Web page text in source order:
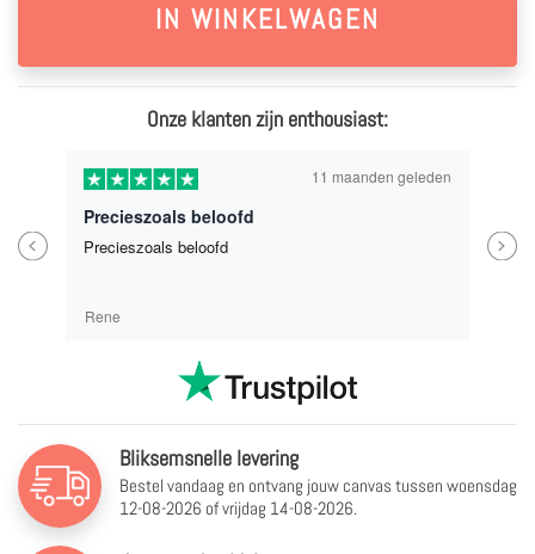
Onze klanten zijn enthousiast:
Previous
11 maanden geleden
Precieszoals beloofd
Precieszoals beloofd
Rene
Next
Bliksemsnelle levering
Bestel vandaag en ontvang jouw canvas tussen woensdag
12-08-2026 of vrijdag 14-08-2026.